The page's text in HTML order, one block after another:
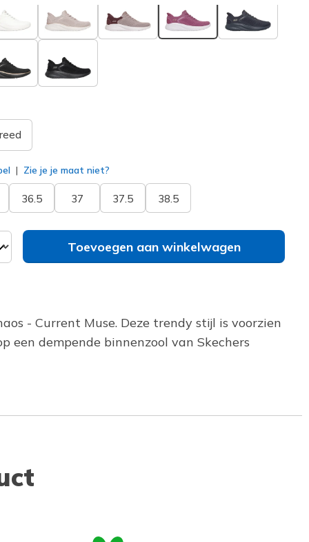
geselecteerd
Zie je je maat niet?
36.5 37 37.5 38.5
Toevoegen aan winkelwagen
- Current Muse. Deze trendy stijl is voorzien
een dempende binnenzool van Skechers